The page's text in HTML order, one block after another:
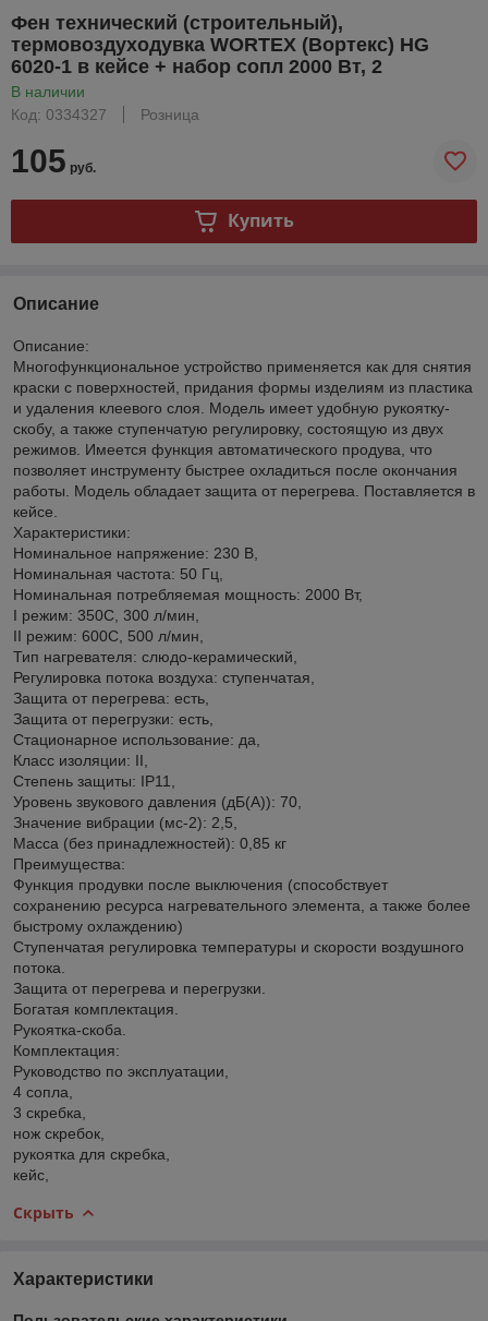
Фен технический (строительный),
термовоздуходувка WORTEX (Вортекс) HG
6020-1 в кейсе + набор сопл 2000 Вт, 2
В наличии
Код: 0334327
Розница
105 руб.
Купить
Описание
Описание:
Многофункциональное устройство применяется как для снятия
краски с поверхностей, придания формы изделиям из пластика
и удаления клеевого слоя. Модель имеет удобную рукоятку-
скобу, а также ступенчатую регулировку, состоящую из двух
режимов. Имеется функция автоматического продува, что
позволяет инструменту быстрее охладиться после окончания
работы. Модель обладает защита от перегрева. Поставляется в
кейсе.
Характеристики:
Номинальное напряжение: 230 В,
Номинальная частота: 50 Гц,
Номинальная потребляемая мощность: 2000 Вт,
I режим: 350С, 300 л/мин,
II режим: 600С, 500 л/мин,
Тип нагревателя: слюдо-керамический,
Регулировка потока воздуха: ступенчатая,
Защита от перегрева: есть,
Защита от перегрузки: есть,
Стационарное использование: да,
Класс изоляции: II,
Степень защиты: IP11,
Уровень звукового давления (дБ(А)): 70,
Значение вибрации (мс-2): 2,5,
Масса (без принадлежностей): 0,85 кг
Преимущества:
Функция продувки после выключения (способствует
сохранению ресурса нагревательного элемента, а также более
быстрому охлаждению)
Ступенчатая регулировка температуры и скорости воздушного
потока.
Защита от перегрева и перегрузки.
Богатая комплектация.
Рукоятка-скоба.
Комплектация:
Руководство по эксплуатации,
4 сопла,
3 скребка,
нож скребок,
рукоятка для скребка,
кейс,
Скрыть
Характеристики